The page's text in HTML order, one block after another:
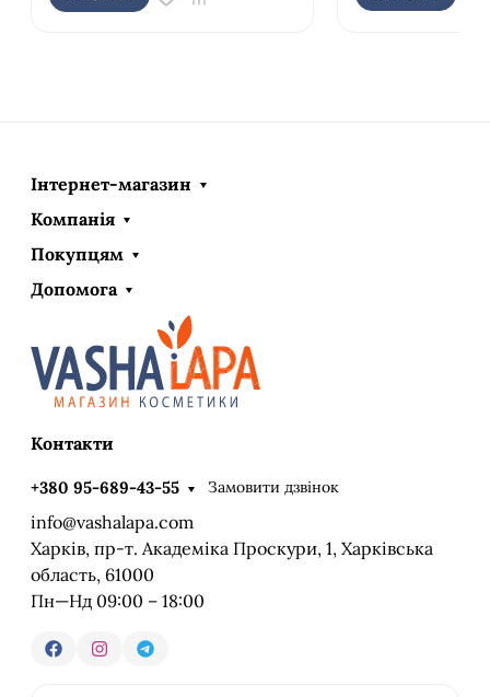
Інтернет-магазин
Компанія
Покупцям
Допомога
Контакти
+380 95-689-43-55 Замовити дзвінок
info@vashalapa.com
Харків, пр-т. Академіка Проскури, 1, Харківська
область, 61000
Пн—Нд 09:00 – 18:00